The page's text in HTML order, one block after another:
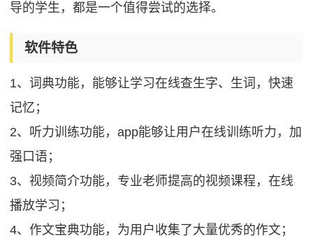
导的学生，都是一个值得尝试的选择。
软件特色
1、词典功能，能够让学习在线查生字、生词，快速
记忆；
2、听力训练功能，app能够让用户在线训练听力，加
强口语；
3、视频简介功能，专业老师提高的视频课程，在线
播放学习；
4、作文宝典功能，为用户收集了大量优秀的作文；